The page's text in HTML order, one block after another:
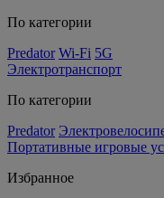
По категории
Predator Wi-Fi 5G
Электротранспорт
По категории
Predator
Портативные игровые
Избранное